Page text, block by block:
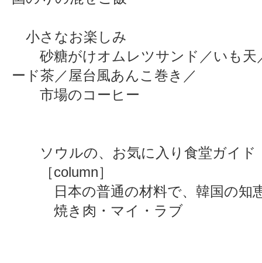
小さなお楽しみ
砂糖がけオムレツサンド／いも天
ード茶／屋台風あんこ巻き／
市場のコーヒー
ソウルの、お気に入り食堂ガイド
［column］
日本の普通の材料で、韓国の知
焼き肉・マイ・ラブ